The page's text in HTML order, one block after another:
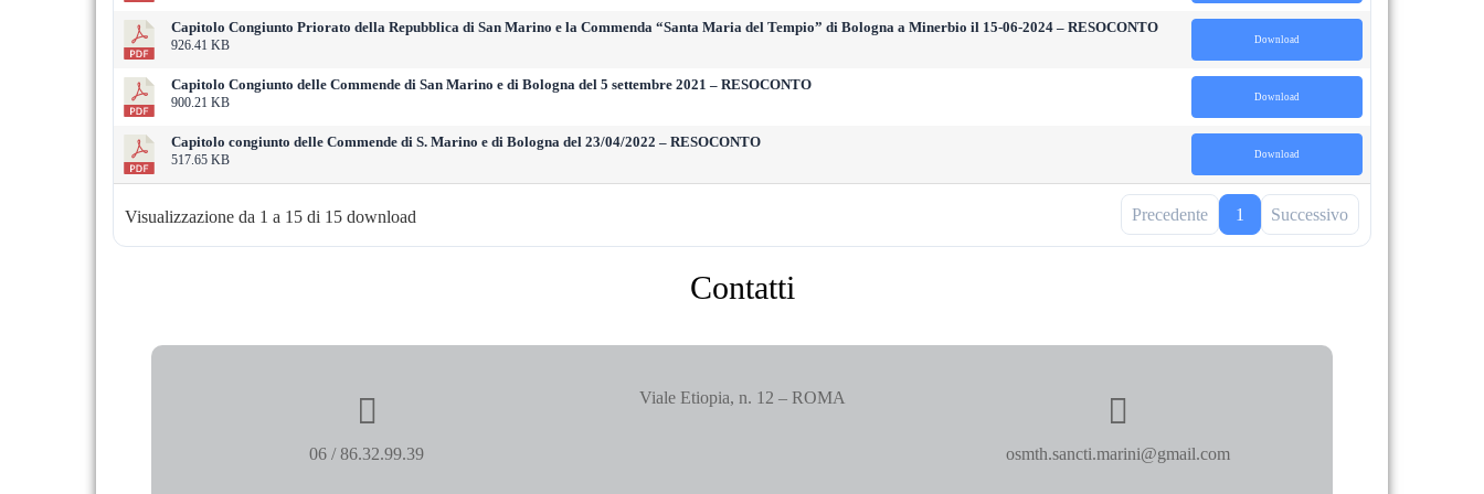
Capitolo Congiunto Priorato della Repubblica di San Marino e la Commenda “Santa Maria del Tempio” di Bologna a Minerbio il 15-06-2024 – RESOCONTO
926.41 KB Download
Capitolo Congiunto delle Commende di San Marino e di Bologna del 5 settembre 2021 – RESOCONTO
900.21 KB Download
Capitolo congiunto delle Commende di S. Marino e di Bologna del 23/04/2022 – RESOCONTO
517.65 KB Download
Visualizzazione da 1 a 15 di 15 download Precedente 1 Successivo
Contatti
06 / 86.32.99.39
Viale Etiopia, n. 12 – ROMA
osmth.sancti.marini@gmail.com